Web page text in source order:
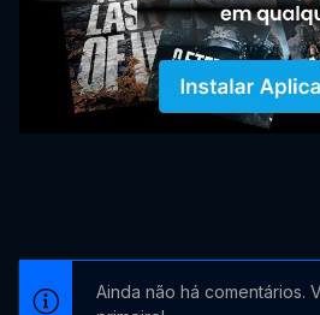
Ainda não há comentários.